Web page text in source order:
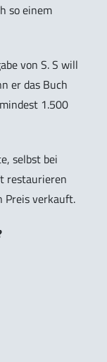
so einem
von S. S will
er das Buch
1.500
selbst bei
restaurieren
Preis verkauft.